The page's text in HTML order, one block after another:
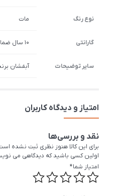
نوع رنگ مات
گارانتی 10 سال ضمانت کسری
سایر توضیحات آبفشان
امتیاز و دیدگاه کاربران
نقد و بررسی‌ها
برای این کالا هنوز نظری ثبت نشده
اولین کسی باشید که دیدگاهی می
امتیاز شما*